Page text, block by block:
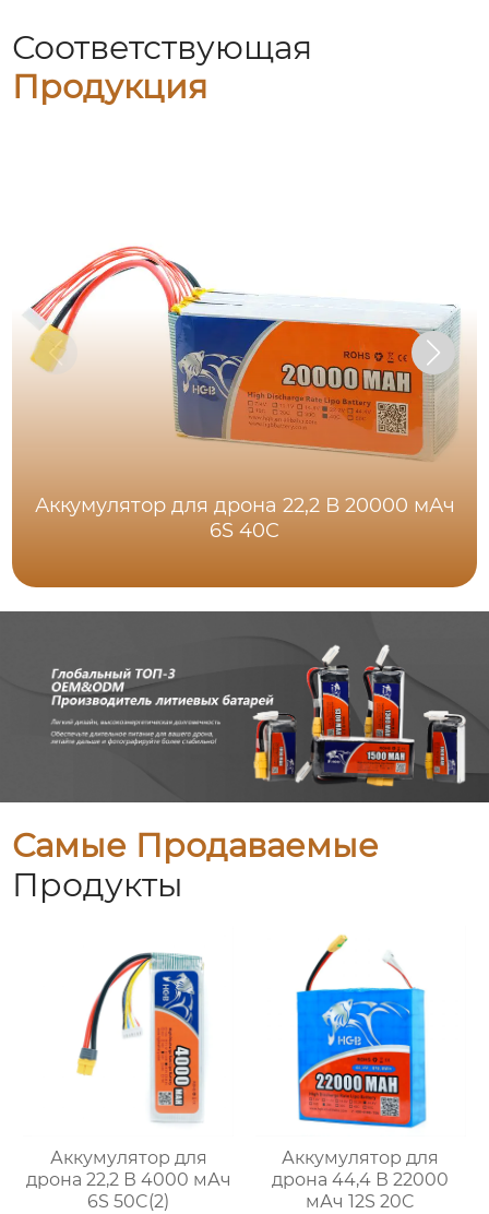
Соответствующая
Продукция
Аккумулятор для дрона 22,2 В 20000 мАч
6S 40C
Самые Продаваемые
Продукты
Аккумулятор для
дрона 22,2 В 4000 мАч
6S 50C(2)
Аккумулятор для
дрона 44,4 В 22000
мАч 12S 20C